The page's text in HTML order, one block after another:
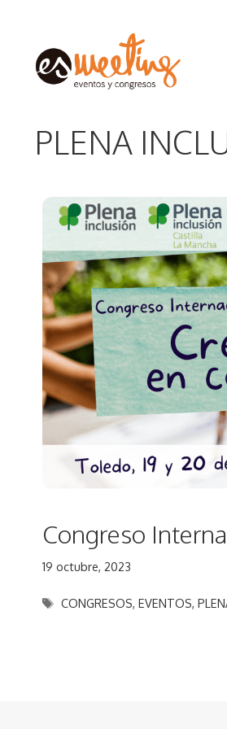
contenido
PLENA
Congreso
19 octubre, 2023
Etiquetas
CONGRESOS,EVENTOS,